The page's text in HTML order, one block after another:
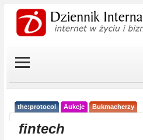
the:protocol Aukcje Bukmacherzy
fintech